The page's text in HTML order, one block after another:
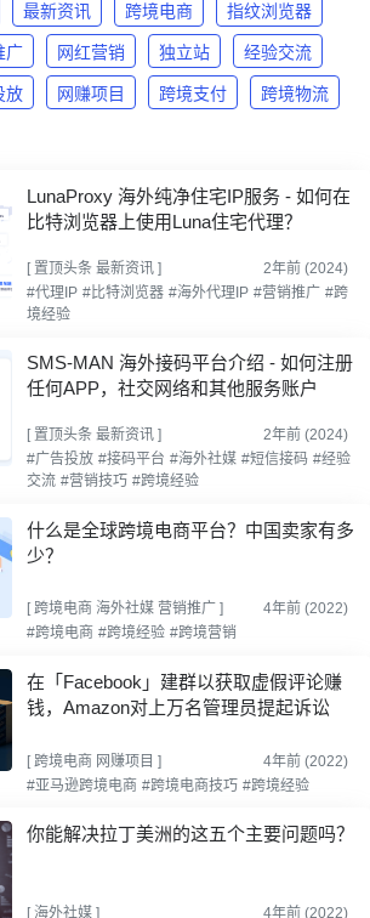
最新资讯 跨境电商 指纹浏览器
广 网红营销 独立站 经验交流
放 网赚项目 跨境支付 跨境物流
LunaProxy 海外纯净住宅IP服务 - 如何在
比特浏览器上使用Luna住宅代理？
[ 置顶头条 最新资讯 ]
2年前 (2024)
#代理IP #比特浏览器 #海外代理IP #营销推广 #跨
境经验
SMS-MAN 海外接码平台介绍 - 如何注册
任何APP，社交网络和其他服务账户
[ 置顶头条 最新资讯 ]
2年前 (2024)
#广告投放 #接码平台 #海外社媒 #短信接码 #经验
交流 #营销技巧 #跨境经验
什么是全球跨境电商平台？中国卖家有多
少？
[跨境电商 海外社媒 营销推广 ]
4年前 (2022)
#跨境电商 #跨境经验 #跨境营销
在「Facebook」建群以获取虚假评论赚
钱，Amazon对上万名管理员提起诉讼
[ 跨境电商 网赚项目 ]
4年前 (2022)
#亚马逊跨境电商 #跨境电商技巧 #跨境经验
你能解决拉丁美洲的这五个主要问题吗？
[海外社媒 ] 4年前 (2022)